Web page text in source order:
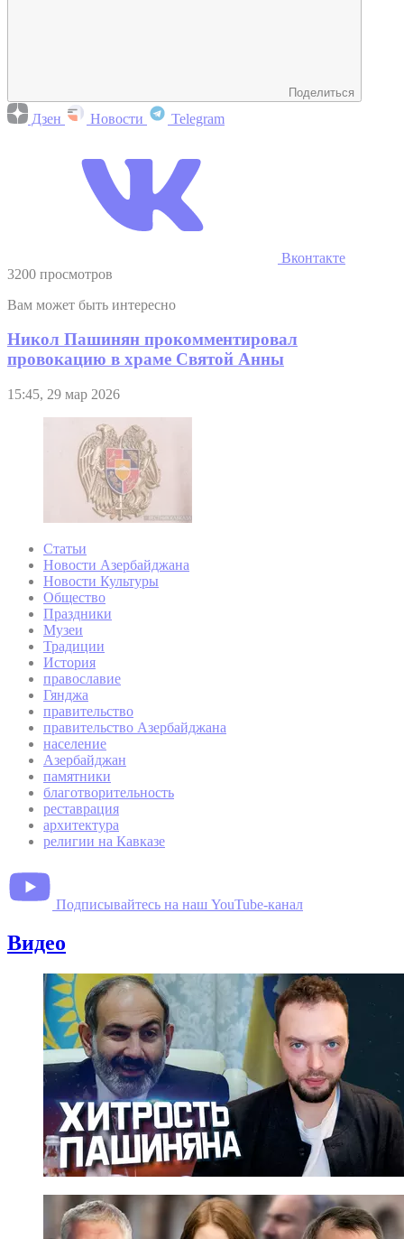
Поделиться
Дзен Новости Telegram
Вконтакте
3200 просмотров
Вам может быть интересно
Никол Пашинян прокомментировал
провокацию в храме Святой Анны
15:45, 29 мар 2026
Статьи
Новости Азербайджана
Новости Культуры
Общество
Праздники
Музеи
Традиции
История
православие
Гянджа
правительство
правительство Азербайджана
население
Азербайджан
памятники
благотворительность
реставрация
архитектура
религии на Кавказе
Подписывайтесь на наш YouTube-канал
Видео